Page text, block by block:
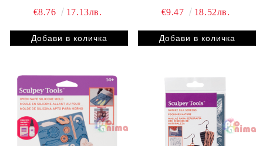
€8.76
17.13лв.
€9.47
18.52лв.